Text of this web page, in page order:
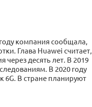
компания сообщала,
Глава Huawei считает,
через десять лет. В 2019
В 2020 году
6G. В стране планируют